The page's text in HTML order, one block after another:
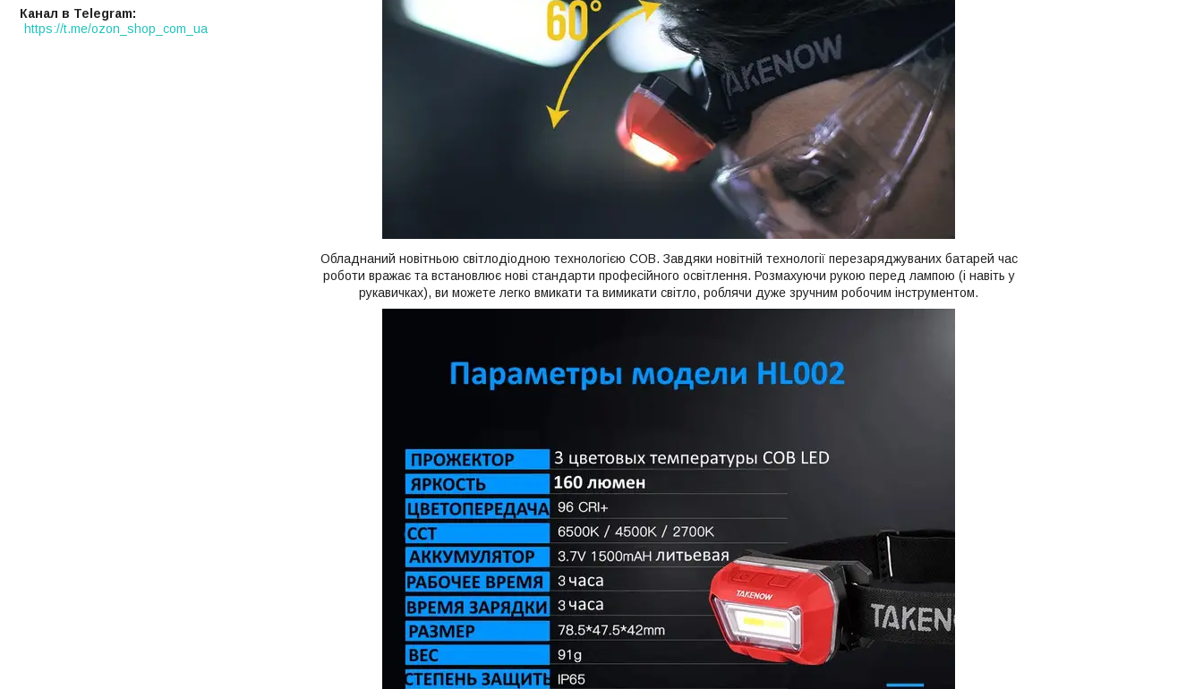
Обладнаний новітньою світлодіодною технологією COB. Завдяки новітній технології перезаряджуваних батарей час
роботи вражає та встановлює нові стандарти професійного освітлення. Розмахуючи рукою перед лампою (і навіть у
рукавичках), ви можете легко вмикати та вимикати світло, роблячи дуже зручним робочим інструментом.
Канал в Telegram
https://t.me/ozon_shop_com_ua